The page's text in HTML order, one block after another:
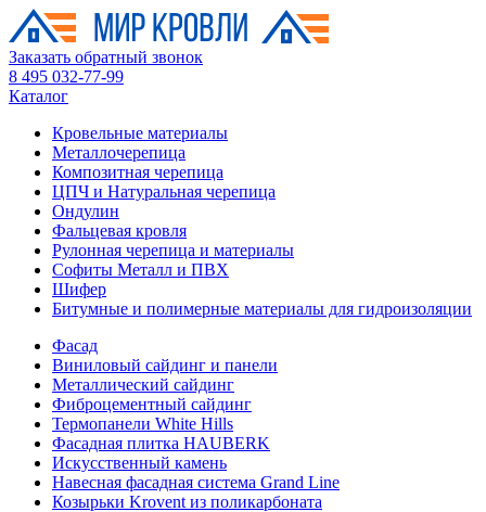
Заказать обратный звонок
8 495 032-77-99
Каталог
Кровельные материалы
Металлочерепица
Композитная черепица
ЦПЧ и Натуральная черепица
Ондулин
Фальцевая кровля
Рулонная черепица и материалы
Софиты Металл и ПВХ
Шифер
Битумные и полимерные материалы для гидроизоляции
Фасад
Виниловый сайдинг и панели
Металлический сайдинг
Фиброцементный сайдинг
Термопанели White Hills
Фасадная плитка HAUBERK
Искусственный камень
Навесная фасадная система Grand Line
Козырьки Krovent из поликарбоната